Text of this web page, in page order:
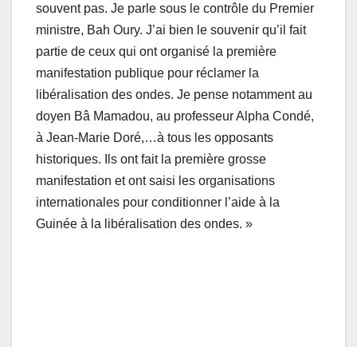
souvent pas. Je parle sous le contrôle du Premier
ministre, Bah Oury. J’ai bien le souvenir qu’il fait
partie de ceux qui ont organisé la première
manifestation publique pour réclamer la
libéralisation des ondes. Je pense notamment au
doyen Bâ Mamadou, au professeur Alpha Condé,
à Jean-Marie Doré,…à tous les opposants
historiques. Ils ont fait la première grosse
manifestation et ont saisi les organisations
internationales pour conditionner l’aide à la
Guinée à la libéralisation des ondes. »